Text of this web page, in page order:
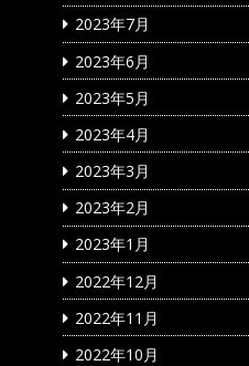
2023年7月
2023年6月
2023年5月
2023年4月
2023年3月
2023年2月
2023年1月
2022年12月
2022年11月
2022年10月